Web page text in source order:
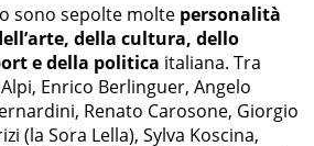
sono sepolte molte personalità
della cultura, dello
e della politica italiana. Tra
Enrico Berlinguer, Angelo
Renato Carosone, Giorgio
(la Sora Lella), Sylva Koscina,